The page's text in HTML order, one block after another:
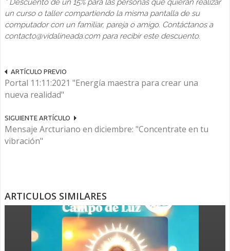
* Descuento de un 15% para las personas que quieran realizar
un curso o taller compartiendo la misma pantalla de su
computador con un familiar, pareja o amigo. Contáctanos a
contacto@vidalineada.com para recibir este descuento.
ARTÍCULO PREVIO
Portal 11:11:2021 "Energía maestra para crear una
nueva realidad"
SIGUIENTE ARTÍCULO
Mensaje Arcturiano en diciembre: "Concentrate en tu
vibración"
ARTICULOS SIMILARES